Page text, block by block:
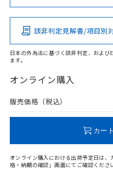
Pb Hg
O
在庫等で未対応品が混在する
問い合わせください。
この製品
その他の認証はこちら
該非判定見解書/項目別
日本の外為法に基づく該非判定、および
ます。
オンライン購入
販売価格（税込）
カー
オンライン購入における出荷予定日は
格・納期の確認」画面にてご確認くださ